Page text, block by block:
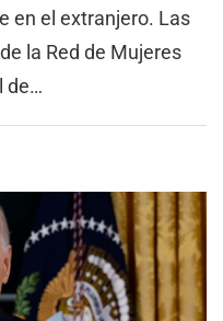
en el extranjero. Las
la Red de Mujeres
de…